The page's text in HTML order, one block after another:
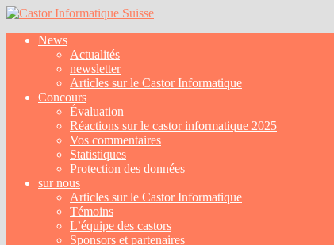
News
Actualités
newsletter
Articles sur le Castor Informatique
Concours
Évaluation
Réactions sur le castor informatique 2025
Vos commentaires
Statistiques
Protection des données
sur nous
Articles sur le Castor Informatique
Témoins
L’équipe des castors
Sponsors et partenaires